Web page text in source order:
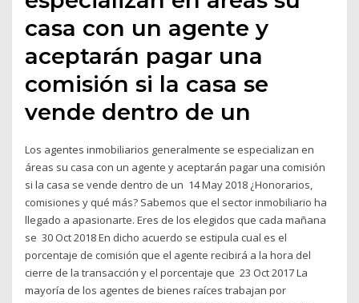
casa con un agente y
aceptarán pagar una
comisión si la casa se
vende dentro de un
Los agentes inmobiliarios generalmente se especializan en
áreas su casa con un agente y aceptarán pagar una comisión
si la casa se vende dentro de un 14 May 2018 ¿Honorarios,
comisiones y qué más? Sabemos que el sector inmobiliario ha
llegado a apasionarte. Eres de los elegidos que cada mañana
se 30 Oct 2018 En dicho acuerdo se estipula cual es el
porcentaje de comisión que el agente recibirá a la hora del
cierre de la transacción y el porcentaje que 23 Oct 2017 La
mayoría de los agentes de bienes raíces trabajan por